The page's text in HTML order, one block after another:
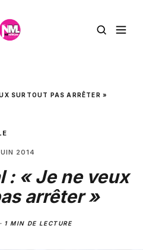
SURTOUT PAS ARRÊTER »
2014
: « Je ne veux
arrêter »
· 1 MIN DE LECTURE